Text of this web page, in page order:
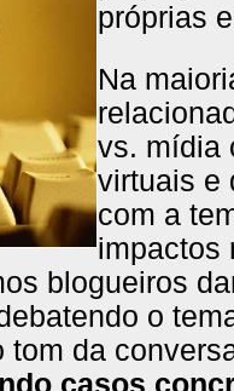
próprias
Na
vs. mídia
virtuais e
com a
impactos
blogueiros
o
tom da
casos